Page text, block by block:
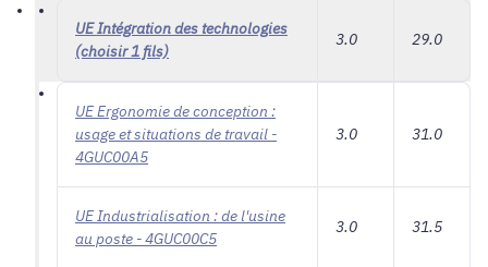
UE Intégration des technologies
(choisir 1 fils)
3.0 29.0
UE Ergonomie de conception :
usage et situations de travail -
4GUC00A5
3.0 31.0
UE Industrialisation : de l'usine
au poste - 4GUC00C5
3.0 31.5